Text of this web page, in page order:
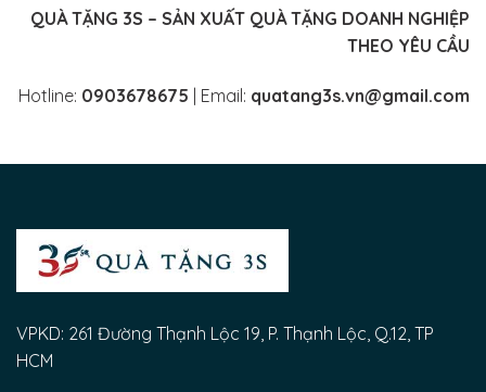
QUÀ TẶNG 3S – SẢN XUẤT QUÀ TẶNG DOANH NGHIỆP
THEO YÊU CẦU
Hotline: 0903678675 | Email: quatang3s.vn@gmail.com
VPKD: 261 Đường Thạnh Lộc 19, P. Thạnh Lộc, Q.12, TP
HCM